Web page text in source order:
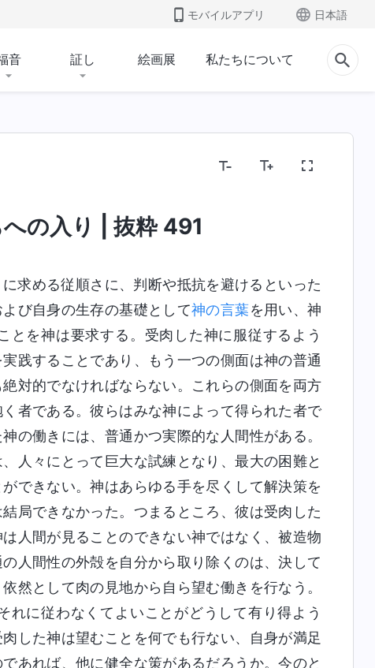
モバイルアプリ 日本語
音 証し 絵画展 私たちについて
の入り | 抜粋 491
求める従順さに、判断や抵抗を避けるといった
び自身の生存の基礎として神の言葉を用い、神
を神は要求する。受肉した神に服従するよう
践することであり、もう一つの側面は神の普通
対的でなければならない。これらの側面を両方
者である。彼らはみな神によって得られた者で
の働きには、普通かつ実際的な人間性がある。
人々にとって巨大な試練となり、最大の困難と
できない。神はあらゆる手を尽くして解決策を
局できなかった。つまるところ、彼は受肉した
人間が見ることのできない神ではなく、被造物
人間性の外殻を自分から取り除くのは、決して
然として肉の見地から自ら望む働きを行なう。
れに従わなくてよいことがどうして有り得よう
した神は望むことを何でも行ない、自身が満足
あれば、他に健全な策があるだろうか。今のと